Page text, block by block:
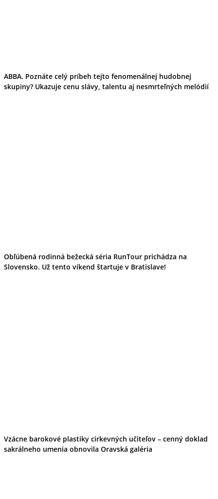
ABBA. Poznáte celý príbeh tejto fenomenálnej hudobnej
skupiny? Ukazuje cenu slávy, talentu aj nesmrteľných melódií
Obľúbená rodinná bežecká séria RunTour prichádza na
Slovensko. Už tento víkend štartuje v Bratislave!
Vzácne barokové plastiky cirkevných učiteľov – cenný doklad
sakrálneho umenia obnovila Oravská galéria